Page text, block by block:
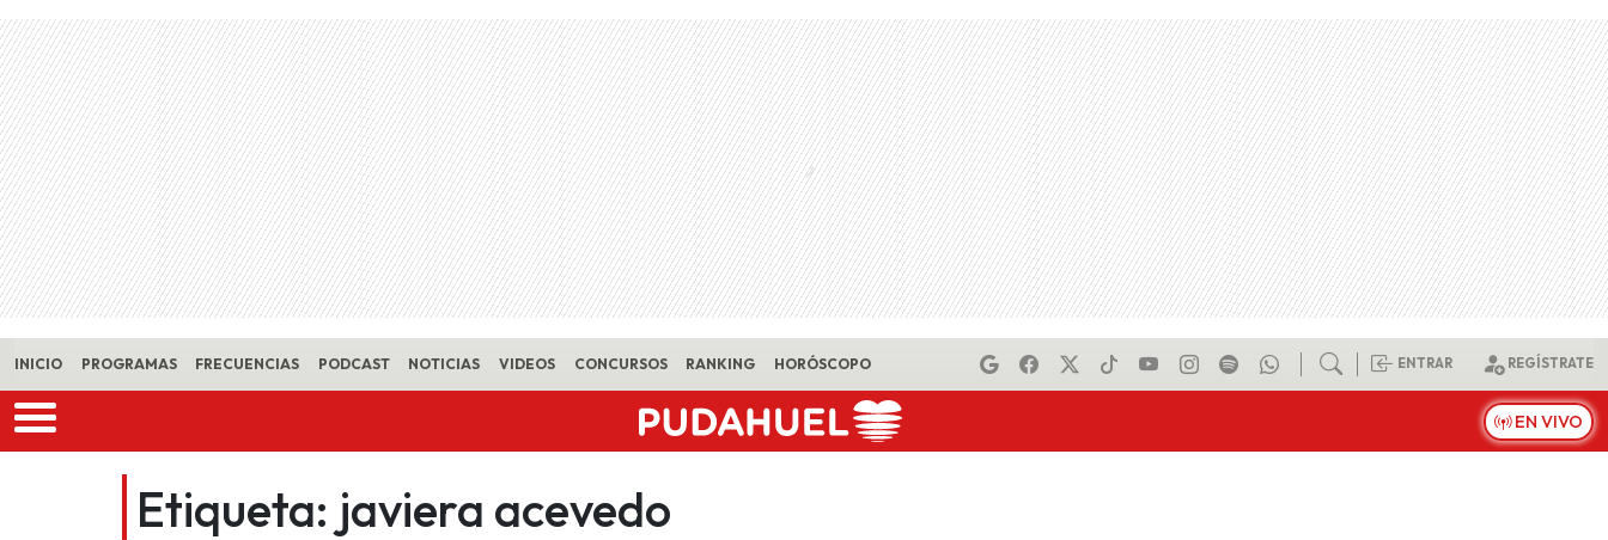
Skip to main content
INICIO PROGRAMAS FRECUENCIAS PODCAST NOTICIAS VIDEOS CONCURSOS RANKING HORÓSCOPO ENTRAR REGÍSTRATE
EN VIVO
Etiqueta: javiera acevedo